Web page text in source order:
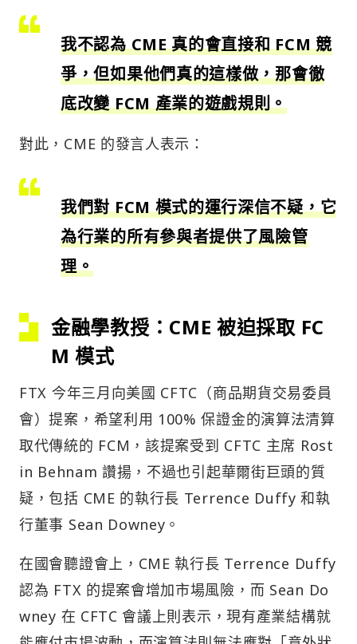
我不認為 CME 真的會直接和 FCM 競
爭，但如果他們真的這樣做，那會徹
底改變 FCM 產業的遊戲規則。
對此，CME 的發言人表示：
我們對 FCM 模式的運行深信不疑，它
為行業的所有參與者提供了風險管
理。
金融學教授：CME 被迫採取 FC
M 模式
FTX 今年三月向美國 CFTC（商品期貨交易委員
會）提案，希望利用 100% 保證金的演算法清算
取代傳統的 FCM，該提案受到 CFTC 主席 Rost
in Behnam 讚揚，不過也引起華爾街巨頭的質
疑，包括 CME 的執行長 Terrence Duffy 和執
行董事 Sean Downey。
在國會聽證會上，CME 執行長 Terrence Duffy
認為 FTX 的提案會增加市場風險，而 Sean Do
wney 在 CFTC 會議上則表示，現有產業結構就